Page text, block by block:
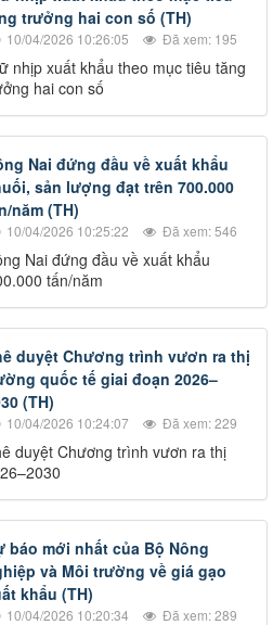
trưởng hai con số (TH)
10/04/2026 10:26:05 Đã xem: 195
nhịp xuất khẩu theo mục tiêu tăng
hai con số
Nai đứng đầu về xuất khẩu
sản lượng đạt trên 700.000
năm (TH)
10/04/2026 10:25:22 Đã xem: 546
Nai đứng đầu về xuất khẩu
tấn/năm
duyệt Chương trình vươn ra thị
quốc tế giai đoạn 2026–
(TH)
10/04/2026 10:24:07 Đã xem: 229
duyệt Chương trình vươn ra thị
báo mới nhất của Bộ Nông
và Môi trường về giá gạo
khẩu (TH)
10/04/2026 10:20:34 Đã xem: 289